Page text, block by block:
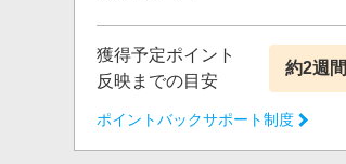
獲得予定ポイント
反映までの目安
約2週間
ポイントバックサポート制度